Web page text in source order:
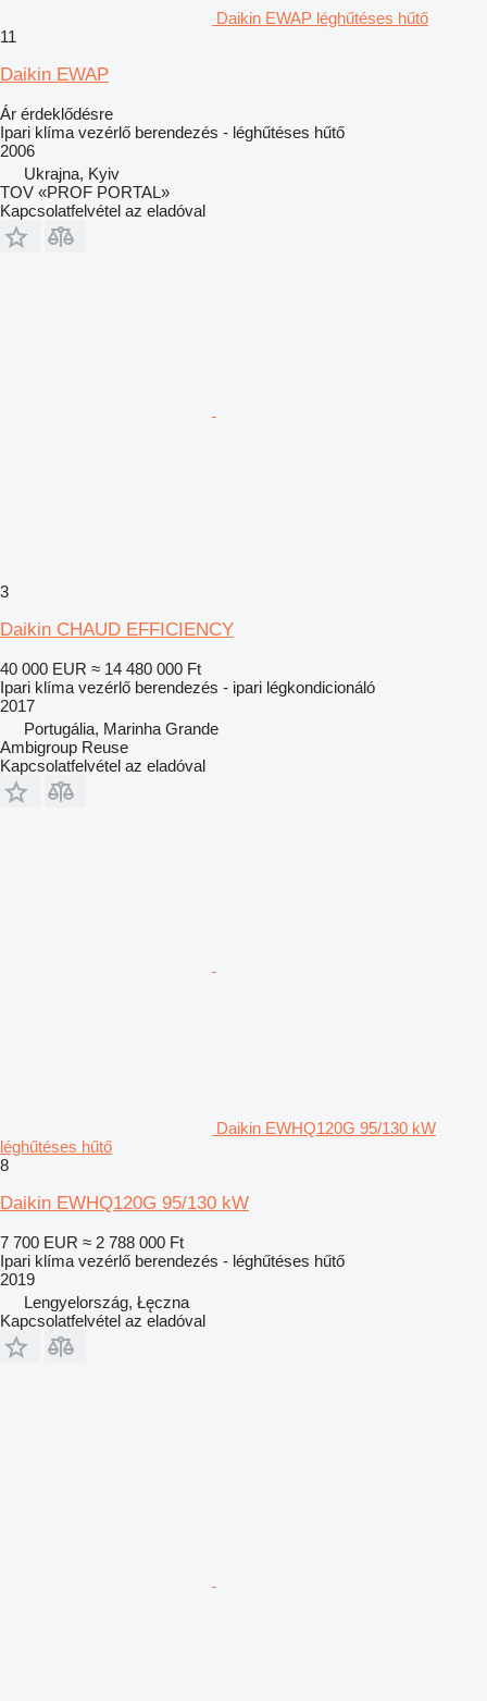
Daikin EWAP léghűtéses hűtő
11
Daikin EWAP
Ár érdeklődésre
Ipari klíma vezérlő berendezés - léghűtéses hűtő
2006
Ukrajna, Kyiv
TOV «PROF PORTAL»
Kapcsolatfelvétel az eladóval
3
Daikin CHAUD EFFICIENCY
40 000 EUR ≈ 14 480 000 Ft
Ipari klíma vezérlő berendezés - ipari légkondicionáló
2017
Portugália, Marinha Grande
Ambigroup Reuse
Kapcsolatfelvétel az eladóval
Daikin EWHQ120G 95/130 kW
léghűtéses hűtő
8
Daikin EWHQ120G 95/130 kW
7 700 EUR ≈ 2 788 000 Ft
Ipari klíma vezérlő berendezés - léghűtéses hűtő
2019
Lengyelország, Łęczna
Kapcsolatfelvétel az eladóval